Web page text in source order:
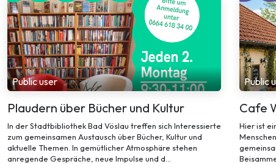
Public user
Plaudern über Bücher und Kultur
In der Stadtbibliothek Bad Vöslau treffen sich Interessierte
zum gemeinsamen Austausch über Bücher, Kultur und
aktuelle Themen. In gemütlicher Atmosphäre stehen
anregende Gespräche, neue Impulse und d...
Public
Cafe
Hier ist